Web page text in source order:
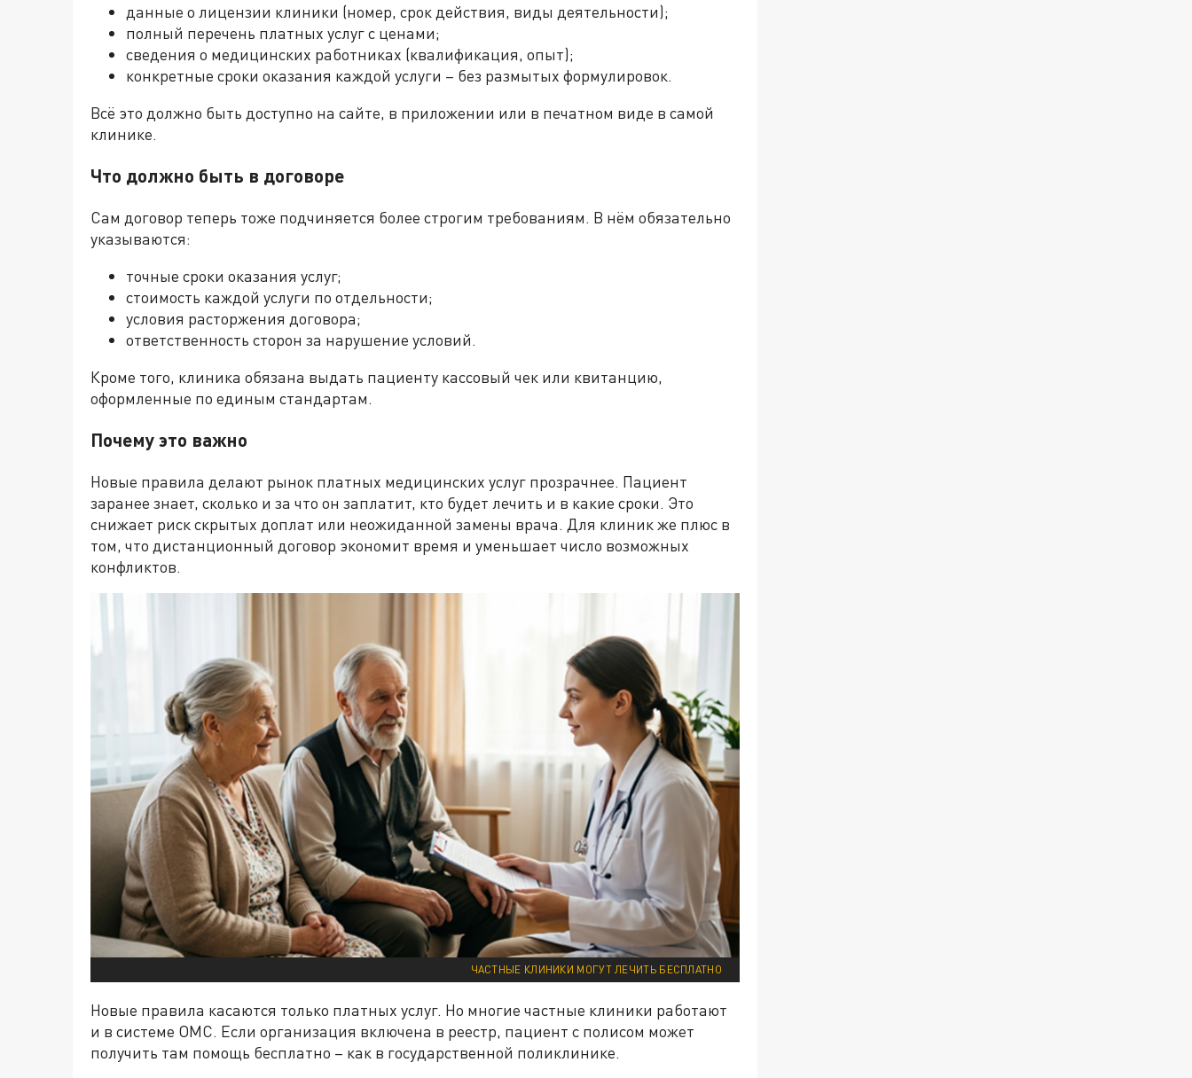
данные о лицензии клиники (номер, срок действия, виды деятельности);
полный перечень платных услуг с ценами;
сведения о медицинских работниках (квалификация, опыт);
конкретные сроки оказания каждой услуги – без размытых формулировок.
Всё это должно быть доступно на сайте, в приложении или в печатном виде в самой
клинике.
Что должно быть в договоре
Сам договор теперь тоже подчиняется более строгим требованиям. В нём обязательно
указываются:
точные сроки оказания услуг;
стоимость каждой услуги по отдельности;
условия расторжения договора;
ответственность сторон за нарушение условий.
Кроме того, клиника обязана выдать пациенту кассовый чек или квитанцию,
оформленные по единым стандартам.
Почему это важно
Новые правила делают рынок платных медицинских услуг прозрачнее. Пациент
заранее знает, сколько и за что он заплатит, кто будет лечить и в какие сроки. Это
снижает риск скрытых доплат или неожиданной замены врача. Для клиник же плюс в
том, что дистанционный договор экономит время и уменьшает число возможных
конфликтов.
ЧАСТНЫЕ КЛИНИКИ МОГУТ ЛЕЧИТЬ БЕСПЛАТНО
Новые правила касаются только платных услуг. Но многие частные клиники работают
и в системе ОМС. Если организация включена в реестр, пациент с полисом может
получить там помощь бесплатно – как в государственной поликлинике.